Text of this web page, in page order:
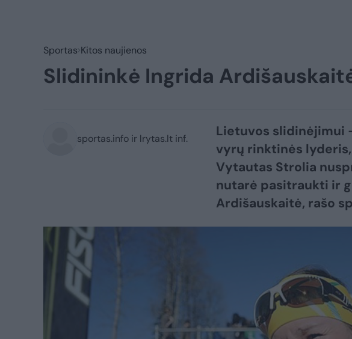
Sportas Kitos naujienos
Slidininkė Ingrida
sportas.info ir lrytas.lt inf.
Lietuvos slidinėjimui
vyrų rinktinės
Vytautas Strolia
nutarė pasitraukti ir
Ardišauskaitė, rašo